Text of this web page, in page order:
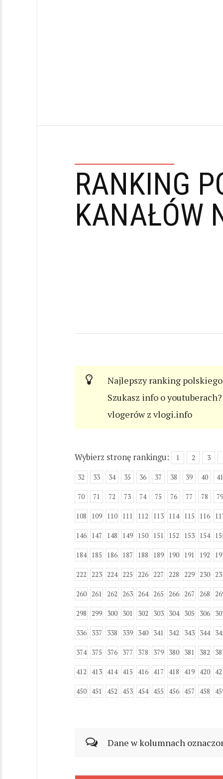
RANKING
KANAŁÓW
Najlepszy ranking
Szukasz info o
vlogerów z vlogi.info
Wybierz stronę rankingu: 1 2 3
32 33 34 35 36 37 38 39 40 41
70 71 72 73 74 75 76 77 78 79
108 109 110 111 112 113 114 115 116
146 147 148 149 150 151 152 153 154
184 185 186 187 188 189 190 191 192
222 223 224 225 226 227 228 229 230
260 261 262 263 264 265 266 267 268
298 299 300 301 302 303 304 305 306
336 337 338 339 340 341 342 343 344
374 375 376 377 378 379 380 381 382
412 413 414 415 416 417 418 419 420
450 451 452 453 454 455 456 457 458
Dane w kolumnach